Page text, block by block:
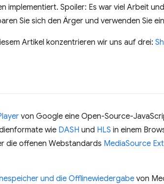
implementiert. Spoiler: Es war viel Arbeit
Sie sich den Ärger und verwenden Sie
Artikel konzentrieren wir uns auf drei:
von Google eine Open-Source-
wie DASH und HLS in einem
die offenen Webstandards MediaSource
und die Offlinewiedergabe von